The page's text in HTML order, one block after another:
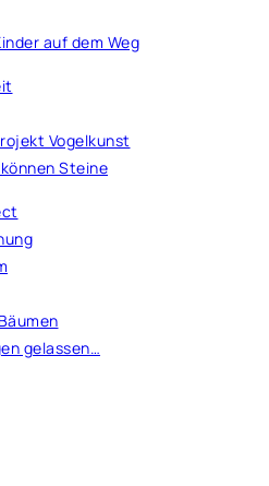
auf dem Weg
Vogelkunst
Steine
gelassen…